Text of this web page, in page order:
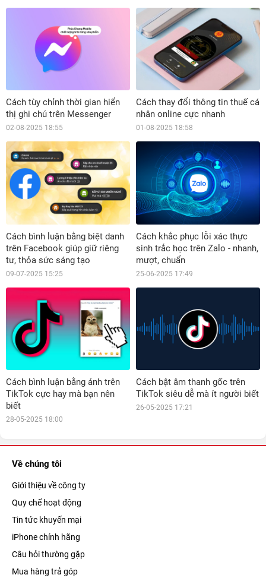
Cách tùy chỉnh thời gian hiển
thị ghi chú trên Messenger
02-08-2025 18:55
Cách thay đổi thông tin thuế cá
nhân online cực nhanh
01-08-2025 18:58
Cách bình luận bằng biệt danh
trên Facebook giúp giữ riêng
tư, thỏa sức sáng tạo
09-07-2025 15:25
Cách khắc phục lỗi xác thực
sinh trắc học trên Zalo - nhanh,
mượt, chuẩn
25-06-2025 17:49
Cách bình luận bằng ảnh trên
TikTok cực hay mà bạn nên
biết
28-05-2025 18:00
Cách bật âm thanh gốc trên
TikTok siêu dễ mà ít người biết
26-05-2025 17:21
Về chúng tôi
Giới thiệu về công ty
Quy chế hoạt động
Tin tức khuyến mại
iPhone chính hãng
Câu hỏi thường gặp
Mua hàng trả góp